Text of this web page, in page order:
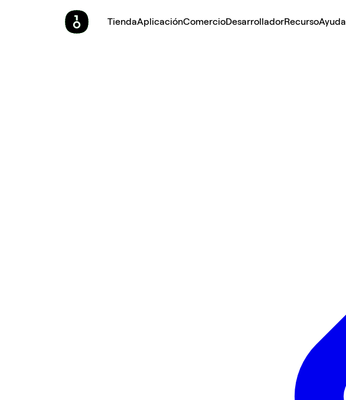
TiendaAplicaciónComercioDesarrolladorRecursoAyuda